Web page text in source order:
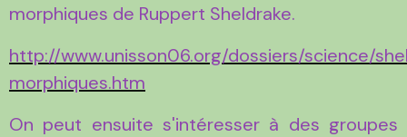
morphiques de Ruppert Sheldrake.
http://www.unisson06.org/dossiers/science/
morphiques.htm
On peut ensuite s'intéresser à des groupes